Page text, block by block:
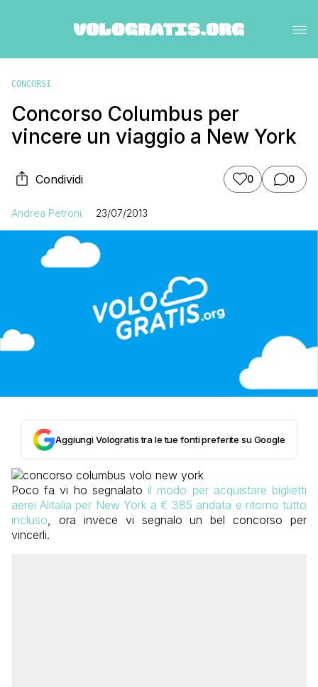
CONCORSI
Concorso Columbus per
vincere un viaggio a New York
Condividi 0 0
Andrea Petroni 23/07/2013
Aggiungi Vologratis tra le tue fonti preferite su Google
Poco fa vi ho segnalato il modo per acquistare biglietti
aerei Alitalia per New York a € 385 andata e ritorno tutto
incluso, ora invece vi segnalo un bel concorso per
vincerli.